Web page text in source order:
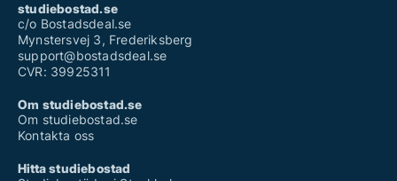
studiebostad.se
c/o Bostadsdeal.se
Mynstersvej 3, Frederiksberg
support@bostadsdeal.se
CVR: 39925311
Om studiebostad.se
Om studiebostad.se
Kontakta oss
Hitta studiebostad